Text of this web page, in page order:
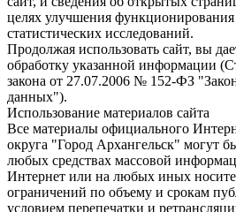
целях улучшения функционирования
статистических исследований.
Продолжая использовать сайт, вы
обработку указанной информации
закона от 27.07.2006 № 152-ФЗ
данных").
Использование материалов сайта
Все материалы официального
округа "Город Архангельск" могут
любых средствах массовой
Интернет или на любых иных
ограничений по объему и срокам
условием перепечатки и